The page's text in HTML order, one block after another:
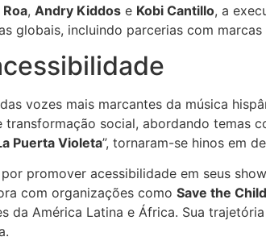
Roa, Andry Kiddos e Kobi Cantillo, a
globais, incluindo parcerias com marcas
vozes mais marcantes da música
social, abordando temas
Puerta Violeta”, tornaram-se hinos em
promover acessibilidade em seus
com organizações como Save the
da América Latina e África. Sua